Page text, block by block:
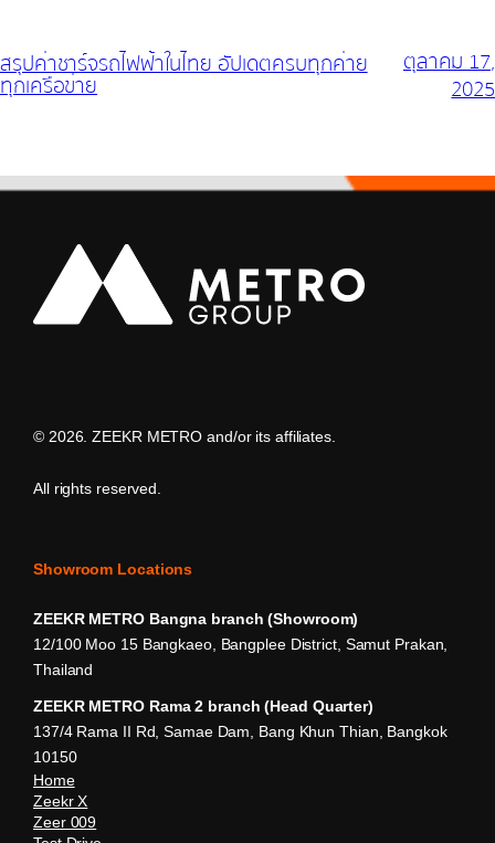
สรุปค่าชาร์จรถไฟฟ้าในไทย อัปเดตครบทุกค่าย
ทุกเครือข่าย
ตุลาคม 17,
2025
© 2026. ZEEKR METRO and/or its affiliates.
All rights reserved.
Showroom Locations
ZEEKR METRO Bangna branch (Showroom)
12/100 Moo 15 Bangkaeo, Bangplee District, Samut Prakan,
Thailand
ZEEKR METRO Rama 2 branch (Head Quarter)
137/4 Rama II Rd, Samae Dam, Bang Khun Thian, Bangkok
10150
Home
Zeekr X
Zeer 009